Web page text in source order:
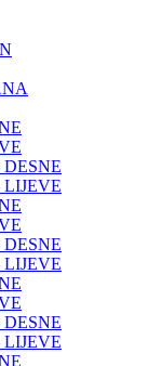
LIJEVE
LIJEVE
LIJEVE